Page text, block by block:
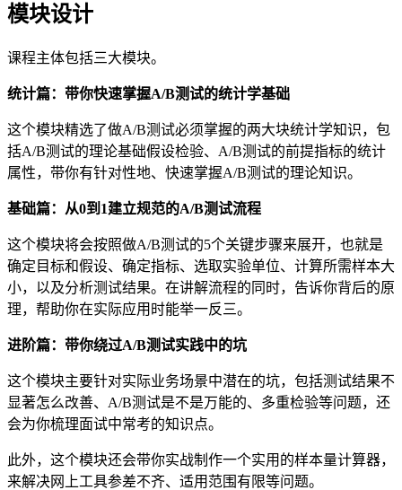
模块设计
课程主体包括三大模块。
统计篇：带你快速掌握A/B测试的统计学基础
这个模块精选了做A/B测试必须掌握的两大块统计学知识，包
括A/B测试的理论基础假设检验、A/B测试的前提指标的统计
属性，带你有针对性地、快速掌握A/B测试的理论知识。
基础篇：从0到1建立规范的A/B测试流程
这个模块将会按照做A/B测试的5个关键步骤来展开，也就是
确定目标和假设、确定指标、选取实验单位、计算所需样本大
小，以及分析测试结果。在讲解流程的同时，告诉你背后的原
理，帮助你在实际应用时能举一反三。
进阶篇：带你绕过A/B测试实践中的坑
这个模块主要针对实际业务场景中潜在的坑，包括测试结果不
显著怎么改善、A/B测试是不是万能的、多重检验等问题，还
会为你梳理面试中常考的知识点。
此外，这个模块还会带你实战制作一个实用的样本量计算器，
来解决网上工具参差不齐、适用范围有限等问题。